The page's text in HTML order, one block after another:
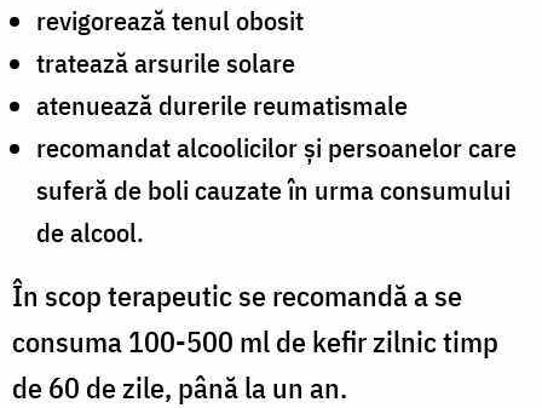
revigorează tenul obosit
tratează arsurile solare
atenuează durerile reumatismale
recomandat alcoolicilor și persoanelor care
suferă de boli cauzate în urma consumului
de alcool.
În scop terapeutic se recomandă a se
consuma 100-500 ml de kefir zilnic timp
de 60 de zile, până la un an.